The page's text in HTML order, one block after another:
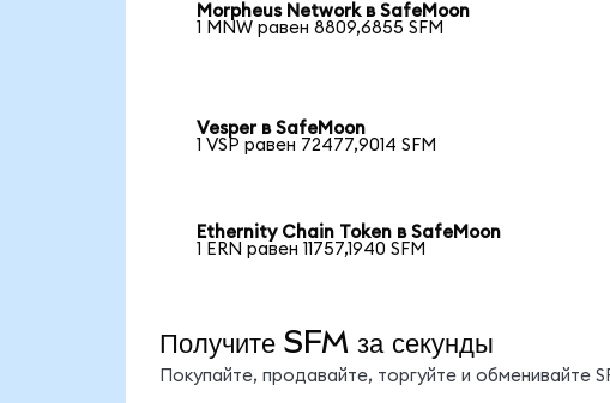
Morpheus Network в SafeMoon
1 MNW равен 8809,6855 SFM
Vesper в SafeMoon
1 VSP равен 72477,9014 SFM
Ethernity Chain Token в SafeMoon
1 ERN равен 11757,1940 SFM
Получите SFM за секунды
Покупайте, продавайте, торгуйте и